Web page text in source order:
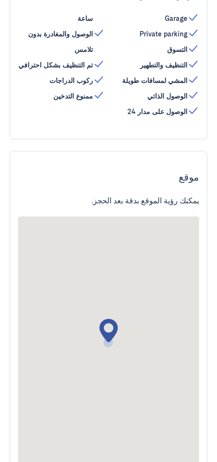
Garage
Private parking
التسوق
التنظيف والتطهير
المشي لمسافات طويلة
الوصول الذاتي
الوصول على مدار 24
ساعة
الوصول والمغادرة بدون
تلامس
تم التنظيف بشكل احترافي
ركوب الدراجات
ممنوع التدخين
موقع
يمكنك رؤية الموقع بدقة بعد الحجز.